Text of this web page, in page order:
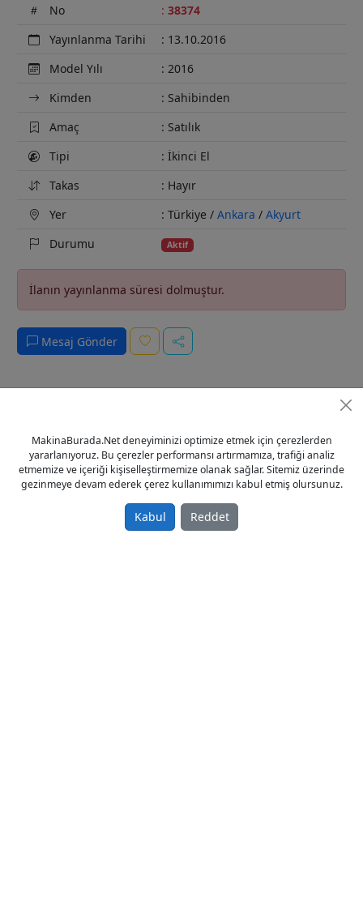
No : 38374
Yayınlanma Tarihi
: 13.10.2016
Model Yılı
: 2016
Kimden
: Sahibinden
Amaç
: Satılık
Tipi
: İkinci El
Takas
: Hayır
Yer
: Türkiye / Ankara / Akyurt
Durumu
Aktif
İlanın yayınlanma süresi dolmuştur.
Mesaj Gönder
Çok temiz çalışır durumda testere. Dosta gidecek makinadır,
tavsiye ederim. Ciddi müşteriler temasa geçebilir.
Tags
ikinci el daire testere
sahibinden daire testere
ucuz daire testere
daire testere
MakinaBurada.Net deneyiminizi optimize etmek için çerezlerden
yararlanıyoruz. Bu çerezler performansı artırmamıza, trafiği analiz
etmemize ve içeriği kişiselleştirmemize olanak sağlar. Sitemiz üzerinde
gezinmeye devam ederek çerez kullanımımızı kabul etmiş olursunuz.
Kabul Reddet